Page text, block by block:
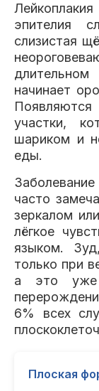
Лейкоплакия
эпителия
слизистая
начинает
участки,
шариком и
еды.
часто
зеркалом
лёгкое
языком.
только при
а это уже
6% всех
Плоская